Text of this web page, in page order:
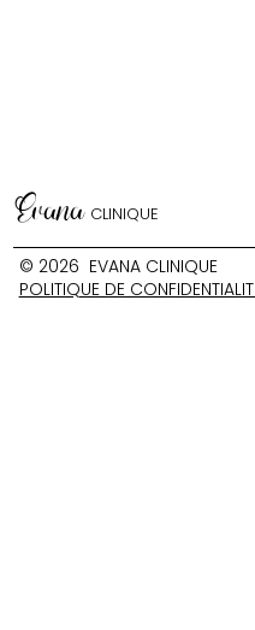
Evana CLINIQUE
© 2026 EVANA CLINIQUE
POLITIQUE DE